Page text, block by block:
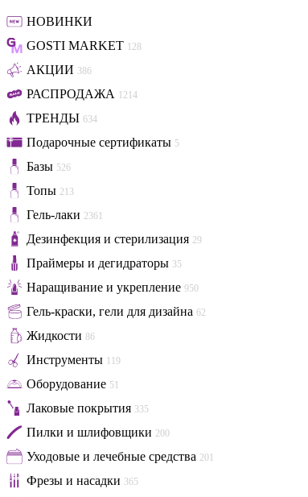
НОВИНКИ
GOSTI MARKET 128
АКЦИИ 386
РАСПРОДАЖА 1214
ТРЕНДЫ 634
Подарочные сертификаты 5
Базы 526
Топы 213
Гель-лаки 2361
Дезинфекция и стерилизация 29
Праймеры и дегидраторы 35
Наращивание и укрепление 950
Гель-краски, гели для дизайна 62
Жидкости 86
Инструменты 119
Оборудование 51
Лаковые покрытия 335
Пилки и шлифовщики 200
Уходовые и лечебные средства 201
Фрезы и насадки 365